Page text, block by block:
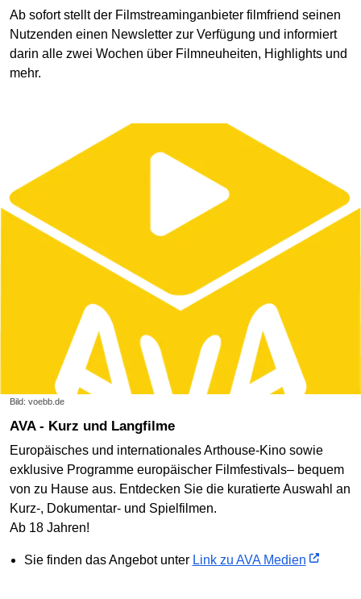
Ab sofort stellt der Filmstreaminganbieter filmfriend seinen
Nutzenden einen Newsletter zur Verfügung und informiert
darin alle zwei Wochen über Filmneuheiten, Highlights und
mehr.
Bild: voebb.de
AVA - Kurz und Langfilme
Europäisches und internationales Arthouse-Kino sowie
exklusive Programme europäischer Filmfestivals– bequem
von zu Hause aus. Entdecken Sie die kuratierte Auswahl an
Kurz-, Dokumentar- und Spielfilmen.
Ab 18 Jahren!
Sie finden das Angebot unter Link zu AVA Medien